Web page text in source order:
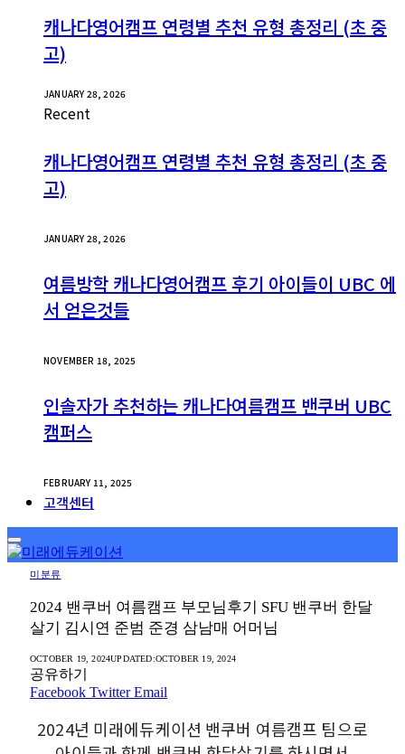
캐나다영어캠프 연령별 추천 유형 총정리 (초 중
고)
JANUARY 28, 2026
Recent
캐나다영어캠프 연령별 추천 유형 총정리 (초 중
고)
JANUARY 28, 2026
여름방학 캐나다영어캠프 후기 아이들이 UBC 에
서 얻은것들
NOVEMBER 18, 2025
인솔자가 추천하는 캐나다여름캠프 밴쿠버 UBC
캠퍼스
FEBRUARY 11, 2025
고객센터
미분류
2024 밴쿠버 여름캠프 부모님후기 SFU 밴쿠버 한달
살기 김시연 준범 준경 삼남매 어머님
OCTOBER 19, 2024UPDATED:OCTOBER 19, 2024
공유하기
Facebook Twitter Email
2024년 미래에듀케이션 밴쿠버 여름캠프 팀으로